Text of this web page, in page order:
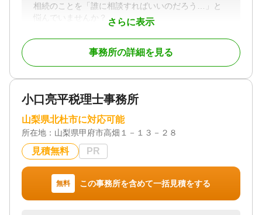
さらに表示
相続のことを「誰に相談すればいいのだろう…」と
悩んでいませんか？
松永卓也税理士事務所は、そんな皆さまにとって“身
近な相談相手”でありたいと考えています。複雑な手
続きや税務申告だけでなく、ご家族にとって最適な
選択ができるよう、安心して進めていただくための
◆ こんなお悩みはありませんか？
・円満に相続を進めたいが、家族間の調整に不安が
ある
・将来に備えて早めに対策を始めたい
・不動産や事業承継を含む複雑な相続について相談
したい
私たちは、こうした課題に真摯に向き合い、最適な
事務所の詳細を見る
小口亮平税理士事務所
山梨県北杜市に対応可能
所在地： 山梨県甲府市高畑１－１３－２８
見積無料 PR
無料 この事務所を含めて一括見積をする